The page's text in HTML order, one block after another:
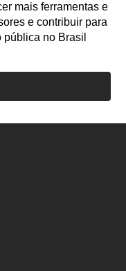
mais ferramentas e
e contribuir para
no Brasil